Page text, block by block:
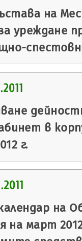
на
уреждане
в
г.
на
на март